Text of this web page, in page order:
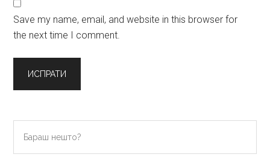
Save my name, email, and website in this browser for
the next time I comment.
Primary
Sidebar
нешто?